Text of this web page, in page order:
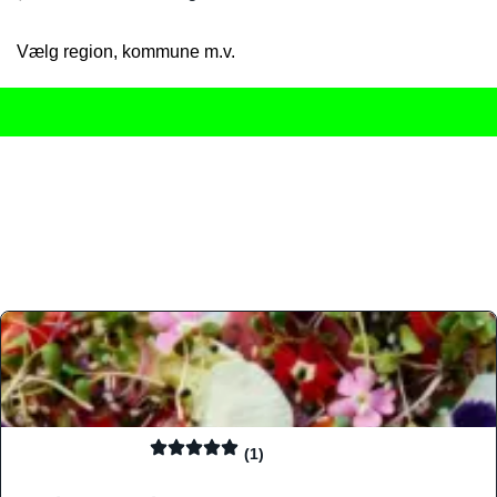
Vælg region, kommune m.v.
(1)